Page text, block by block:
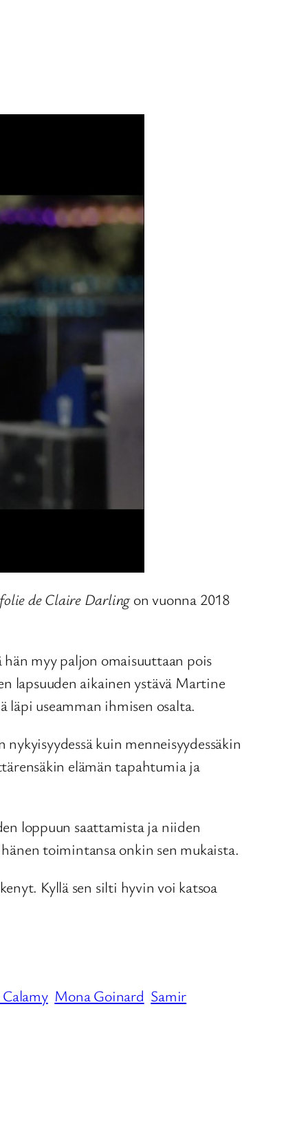
de Claire Darlingon vuonna 2018
myy paljon omaisuuttaan pois
lapsuuden aikainen ystävä Martine
läpi useamman ihmisen osalta.
kuin menneisyydessäkin
elämän tapahtumia ja
loppuun saattamista ja niiden
toimintansa onkin sen mukaista.
Kyllä sen silti hyvin voi katsoa
Mona Goinard Samir